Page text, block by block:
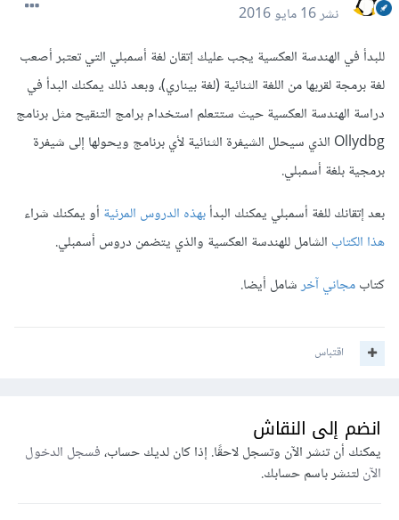
نشر16 مايو 2016
للبدأ في الهندسة العكسية يجب عليك إتقان لغة أسمبلي التي تعتبر أصعب
لغة برمجة لقربها من اللغة الثنائية (لغة بيناري)، وبعد ذلك يمكنك البدأ في
دراسة الهندسة العكسية حيث ستتعلم استخدام برامج التنقيح مثل برنامج
Ollydbg الذي سيحلل الشيفرة الثنائية لأي برنامج ويحولها إلى شيفرة
برمجية بلغة أسمبلي.
بعد إتقانك للغة أسمبلي يمكنك البدأبهذه الدروس المرئيةأو يمكنك شراء
هذا الكتابالشامل للهندسة العكسية والذي يتضمن دروس أسمبلي.
كتابمجاني آخرشامل أيضا.
اقتباس
انضم إلى النقاش
يمكنك أن تنشر الآن وتسجل لاحقًا. إذا كان لديك حساب،فسجل الدخول
الآنلتنشر باسم حسابك.